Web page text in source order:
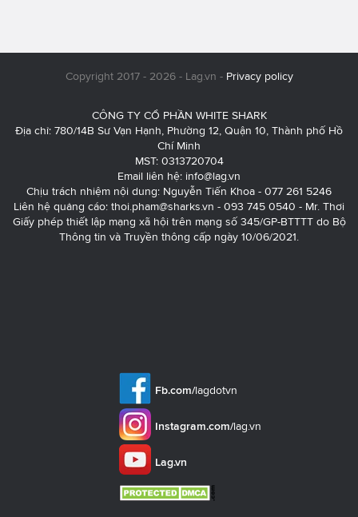
Copyright 2017 - 2026 - Lag.vn - Privacy policy
CÔNG TY CỔ PHẦN WHITE SHARK
Địa chỉ: 780/14B Sư Vạn Hạnh, Phường 12, Quận 10, Thành phố Hồ
Chí Minh
MST: 0313720704
Email liên hệ: info@lag.vn
Chịu trách nhiệm nội dung: Nguyễn Tiến Khoa - 077 261 5246
Liên hệ quảng cáo: thoi.pham@sharks.vn - 093 745 0540 - Mr. Thơi
Giấy phép thiết lập mạng xã hội trên mạng số 345/GP-BTTTT do Bộ
Thông tin và Truyền thông cấp ngày 10/06/2021.
Fb.com/lagdotvn
Instagram.com/lag.vn
Lag.vn